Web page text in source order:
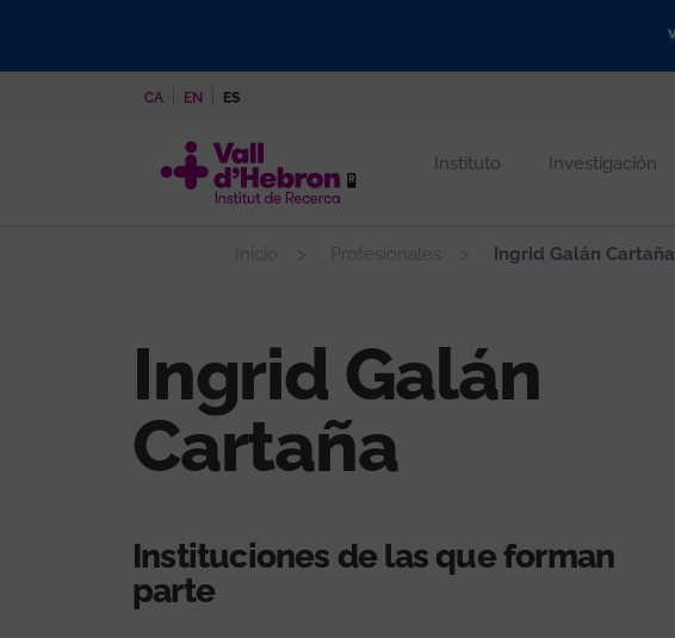
CA EN ES
Instituto Investigación
Profesionales Ingrid Galán Cartaña
Ingrid Galán
Cartaña
Instituciones de las que forman
parte